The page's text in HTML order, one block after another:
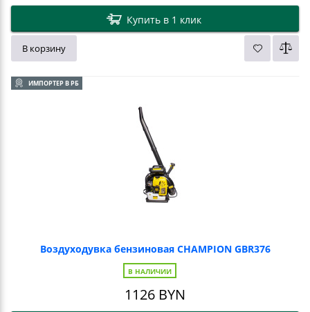
Купить в 1 клик
В корзину
ИМПОРТЕР В РБ
Воздуходувка бензиновая CHAMPION GBR376
В НАЛИЧИИ
1126 BYN